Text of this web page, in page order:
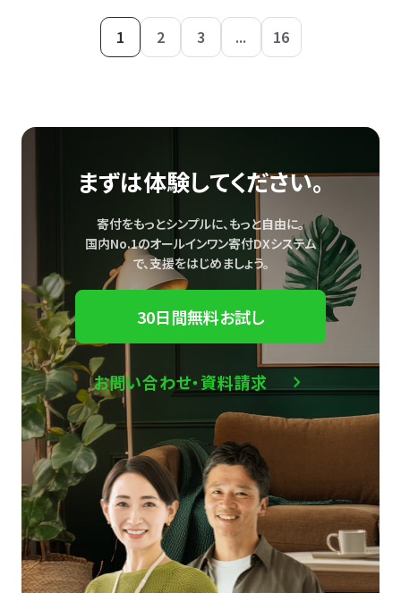
1 2 3 ... 16
まずは体験してください。
寄付をもっとシンプルに、もっと自由に。
国内No.1のオールインワン寄付DXシステム
で、支援をはじめましょう。
30日間無料お試し
お問い合わせ・資料請求